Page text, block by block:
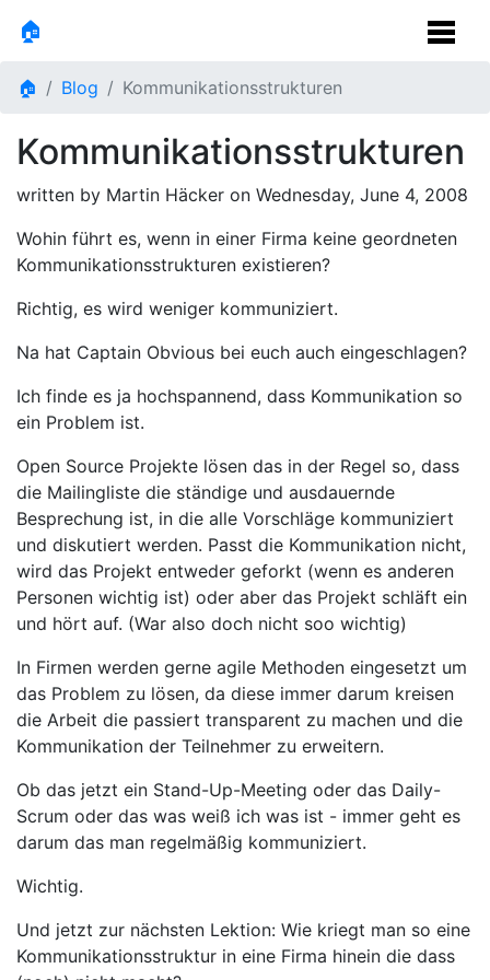
🏠
🏠 Blog Kommunikationsstrukturen
Kommunikationsstrukturen
written by Martin Häcker on Wednesday, June 4, 2008
Wohin führt es, wenn in einer Firma keine geordneten
Kommunikationsstrukturen existieren?
Richtig, es wird weniger kommuniziert.
Na hat Captain Obvious bei euch auch eingeschlagen?
Ich finde es ja hochspannend, dass Kommunikation so
ein Problem ist.
Open Source Projekte lösen das in der Regel so, dass
die Mailingliste die ständige und ausdauernde
Besprechung ist, in die alle Vorschläge kommuniziert
und diskutiert werden. Passt die Kommunikation nicht,
wird das Projekt entweder geforkt (wenn es anderen
Personen wichtig ist) oder aber das Projekt schläft ein
und hört auf. (War also doch nicht soo wichtig)
In Firmen werden gerne agile Methoden eingesetzt um
das Problem zu lösen, da diese immer darum kreisen
die Arbeit die passiert transparent zu machen und die
Kommunikation der Teilnehmer zu erweitern.
Ob das jetzt ein Stand-Up-Meeting oder das Daily-
Scrum oder das was weiß ich was ist - immer geht es
darum das man regelmäßig kommuniziert.
Wichtig.
Und jetzt zur nächsten Lektion: Wie kriegt man so eine
Kommunikationsstruktur in eine Firma hinein die dass